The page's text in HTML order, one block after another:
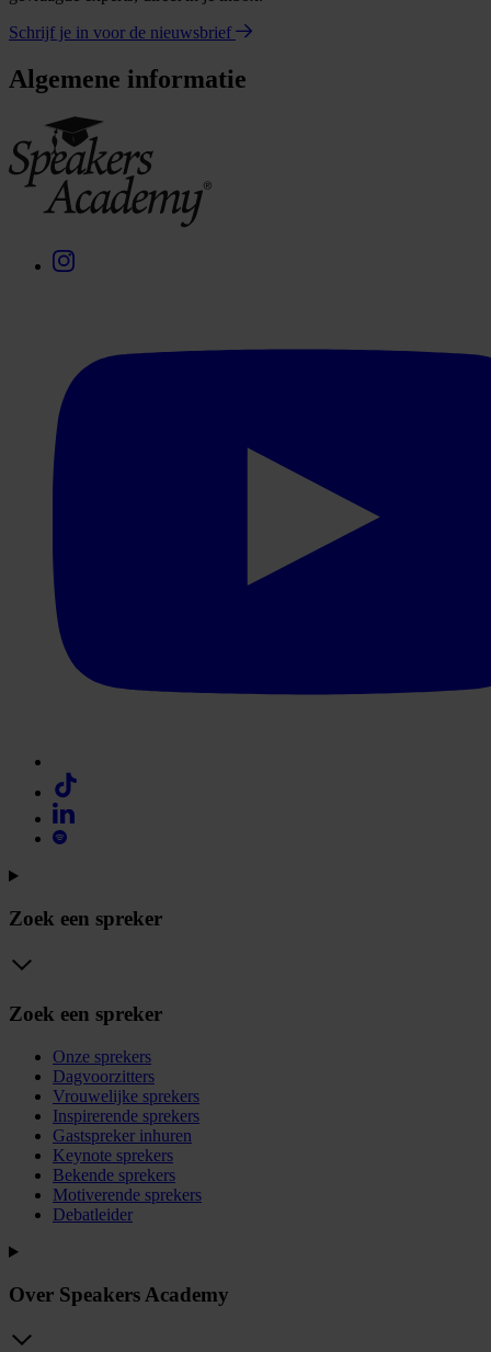
Schrijf je in voor de nieuwsbrief
Algemene informatie
Zoek een spreker
Zoek een spreker
Onze sprekers
Dagvoorzitters
Vrouwelijke sprekers
Inspirerende sprekers
Gastspreker inhuren
Keynote sprekers
Bekende sprekers
Motiverende sprekers
Debatleider
Over Speakers Academy